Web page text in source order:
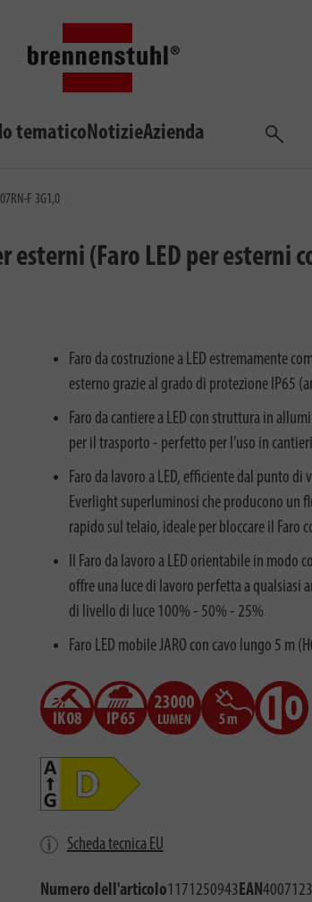
tematicoNotizieAzienda
Cerca
F 3G1,0
esterni (Faro LED per esterni
Faro da costruzione a LED estremamente
esterno grazie al grado di protezione IP65
Faro da cantiere a LED con struttura in
per il trasporto - perfetto per l'uso in
Faro da lavoro a LED, efficiente dal punto di
Everlight superluminosi che producono un
rapido sul telaio, ideale per bloccare il Faro
Il Faro da lavoro a LED orientabile in
offre una luce di lavoro perfetta a qualsiasi
di livello di luce 100% - 50% - 25%
Faro LED mobile JARO con cavo lungo 5 m
Scheda tecnica EU
Numero dell'articolo1171250943EAN